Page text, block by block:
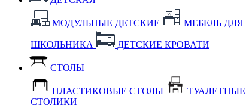
МОДУЛЬНЫЕ ДЕТСКИЕ МЕБЕЛЬ ДЛЯ
ШКОЛЬНИКА ДЕТСКИЕ КРОВАТИ
СТОЛЫ
ПЛАСТИКОВЫЕ СТОЛЫ
ТУАЛЕТНЫЕ
СТОЛИКИ